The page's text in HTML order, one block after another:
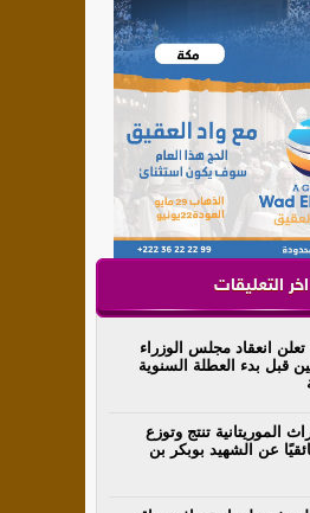
اخر التعليقات
تعلن انعقاد مجلس الوزراء
قبل بدء العطلة السنوية
الموريتانية تنتج وتوزع
عن الشهيد بوبكر بن